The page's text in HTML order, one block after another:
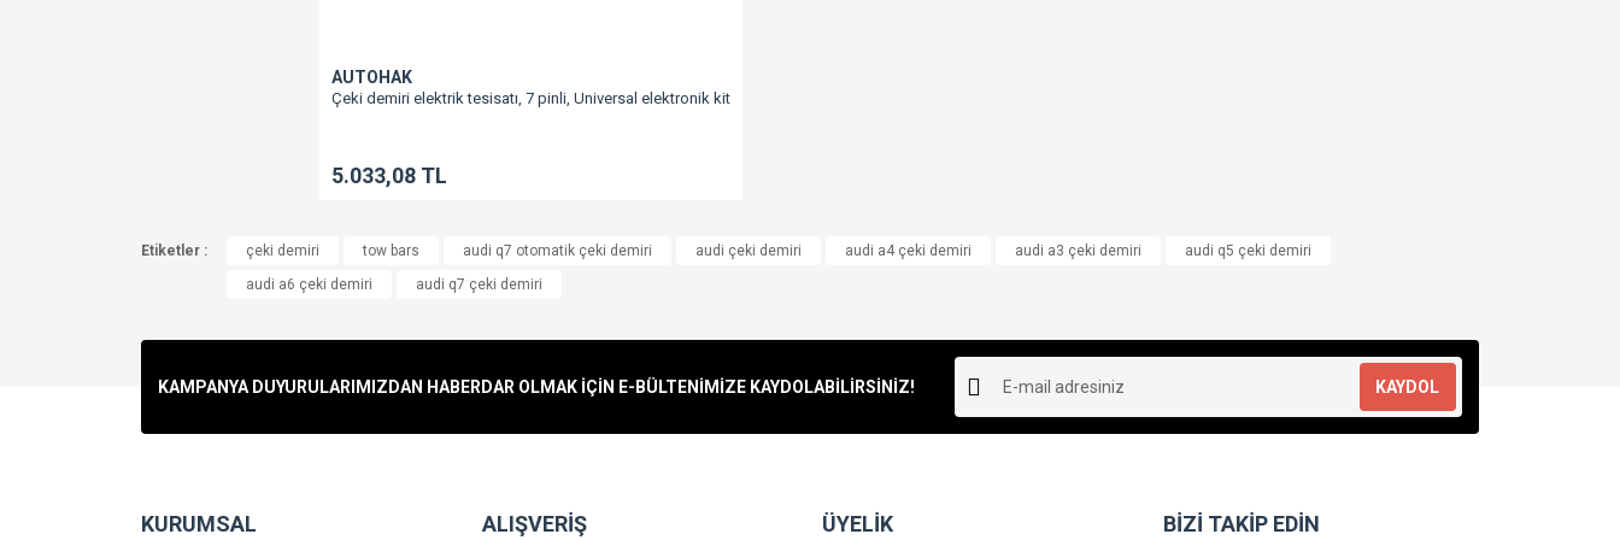
AUTOHAK
Çeki demiri elektrik tesisatı, 7 pinli, Universal elektronik kit
5.033,08 TL
Etiketler : çeki demiri tow bars audi q7 otomatik çeki demiri audi çeki demiri audi a4 çeki demiri audi a3 çeki demiri
audi q5 çeki demiri
audi a6 çeki demiri
audi q7 çeki demiri
KAMPANYA DUYURULARIMIZDAN HABERDAR OLMAK İÇİN E-BÜLTENİMİZE KAYDOLABİLİRSİNİZ! KAYDOL
KURUMSAL ALIŞVERİŞ ÜYELİK BİZİ TAKİP EDİN